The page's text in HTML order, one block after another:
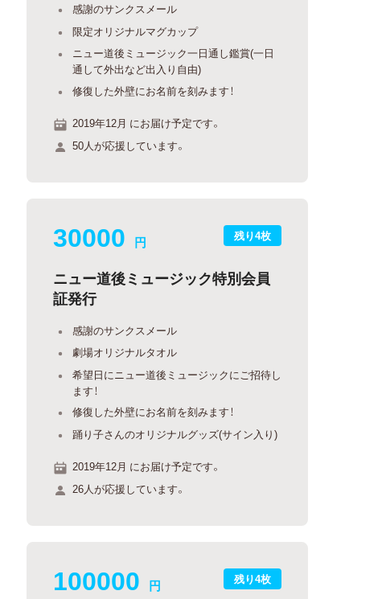
感謝のサンクスメール
限定オリジナルマグカップ
ニュー道後ミュージック一日通し鑑賞(一日
通して外出など出入り自由)
修復した外壁にお名前を刻みます！
2019年12月 にお届け予定です。
50人が応援しています。
残り4枚
30000 円
ニュー道後ミュージック特別会員
証発行
感謝のサンクスメール
劇場オリジナルタオル
希望日にニュー道後ミュージックにご招待し
ます！
修復した外壁にお名前を刻みます！
踊り子さんのオリジナルグッズ(サイン入り)
2019年12月 にお届け予定です。
26人が応援しています。
残り4枚
100000 円